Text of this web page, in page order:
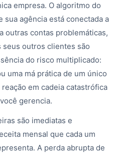
empresa. O algoritmo do
sua agência está conectada a
outras contas problemáticas,
seus outros clientes são
do risco multiplicado:
uma má prática de um único
em cadeia catastrófica
gerencia.
são imediatas e
mensal que cada um
A perda abrupta de